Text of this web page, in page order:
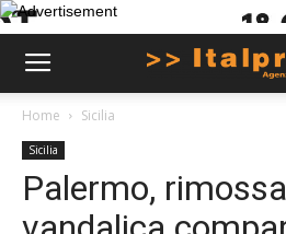
Home Sicilia
Sicilia
Palermo,